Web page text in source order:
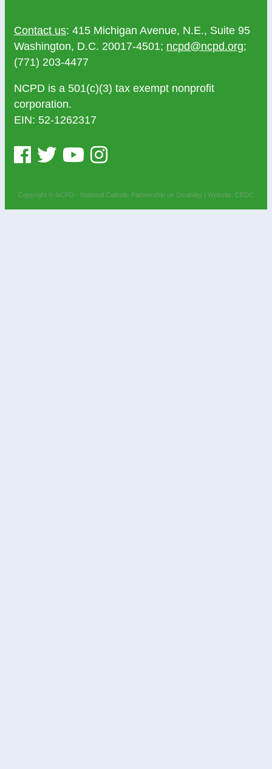
Contact us: 415 Michigan Avenue, N.E., Suite 95
Washington, D.C. 20017-4501; ncpd@ncpd.org;
(771) 203-4477
NCPD is a 501(c)(3) tax exempt nonprofit
corporation.
EIN: 52-1262317
Copyright © NCPD - National Catholic Partnership on Disability | Website: CEDC